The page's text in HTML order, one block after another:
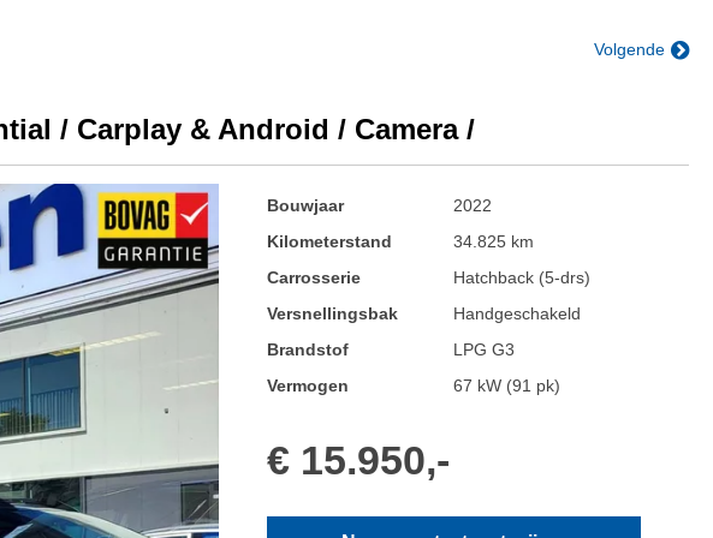
Volgende
/ Carplay & Android / Camera /
Bouwjaar
2022
Kilometerstand
34.825 km
Carrosserie
Hatchback (5-drs)
Versnellingsbak
Handgeschakeld
Brandstof
LPG G3
Vermogen
67 kW (91 pk)
€ 15.950,-